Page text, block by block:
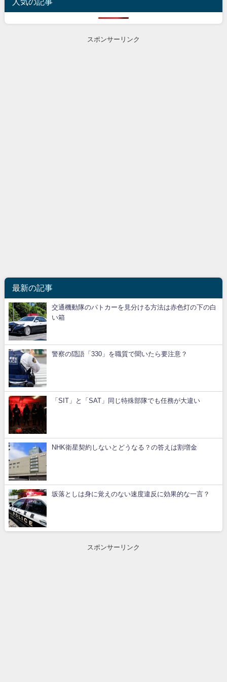
人気の記事
スポンサーリンク
最新の記事
交通機動隊のパトカーを見分ける方法は赤色灯の下の白
い箱
警察の隠語「330」を職質で聞いたら要注意？
「SIT」と「SAT」同じ特殊部隊でも任務が大違い
NHK衛星契約しないとどうなる？の答えは割増金
坂落としは身に覚えのない速度違反に効果的な一言？
スポンサーリンク